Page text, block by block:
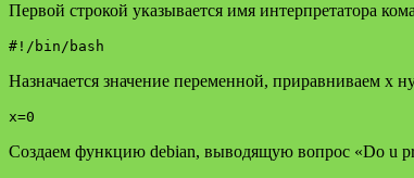
Первой строкой указывается имя интерпретатора
#!/bin/bash
Назначается значение переменной, приравниваем x
Создаем функцию debian, выводящую вопрос «Do u